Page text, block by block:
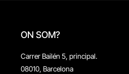
ON SOM?
Carrer Bailén 5, principal.
08010, Barcelona